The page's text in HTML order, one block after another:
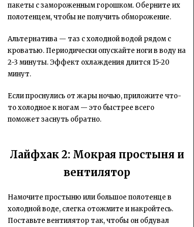
пакеты с замороженным горошком. Оберните их
полотенцем, чтобы не получить обморожение.
Альтернатива — таз с холодной водой рядом с
кроватью. Периодически опускайте ноги в воду на
2-3 минуты. Эффект охлаждения длится 15-20
минут.
Если проснулись от жары ночью, приложите что-
то холодное к ногам — это быстрее всего
поможет заснуть обратно.
Лайфхак 2: Мокрая простыня и
вентилятор
Намочите простыню или большое полотенце в
холодной воде, слегка отожмите и накройтесь.
Поставьте вентилятор так, чтобы он обдувал